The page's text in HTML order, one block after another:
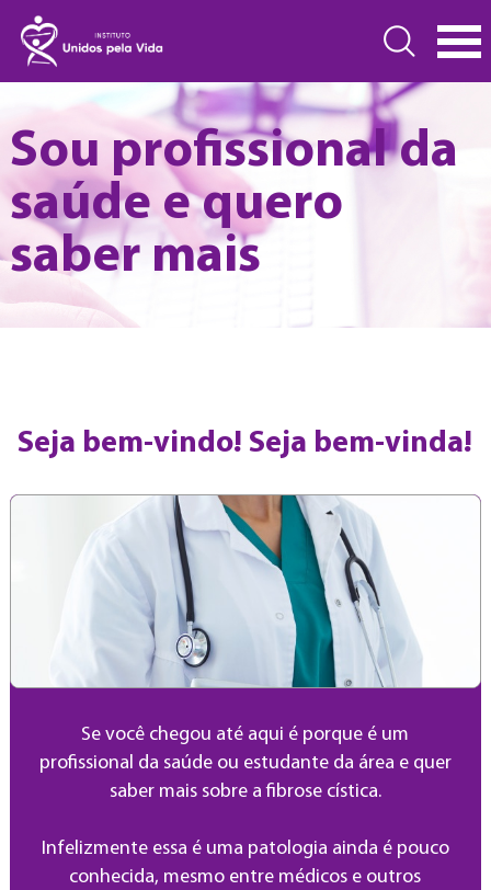
Sou profissional da
saúde e quero
saber mais
Seja bem-vindo! Seja bem-vinda!
Se você chegou até aqui é porque é um
profissional da saúde ou estudante da área e quer
saber mais sobre a fibrose cística.
Infelizmente essa é uma patologia ainda é pouco
conhecida, mesmo entre médicos e outros